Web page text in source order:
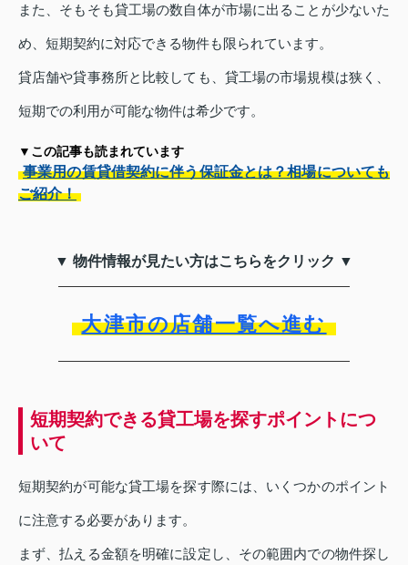
また、そもそも貸工場の数自体が市場に出ることが少ないた
め、短期契約に対応できる物件も限られています。
貸店舗や貸事務所と比較しても、貸工場の市場規模は狭く、
短期での利用が可能な物件は希少です。
▼この記事も読まれています
事業用の賃貸借契約に伴う保証金とは？相場についても
ご紹介！
▼ 物件情報が見たい方はこちらをクリック ▼
大津市の店舗一覧へ進む
短期契約できる貸工場を探すポイントにつ
いて
短期契約が可能な貸工場を探す際には、いくつかのポイント
に注意する必要があります。
まず、払える金額を明確に設定し、その範囲内での物件探し